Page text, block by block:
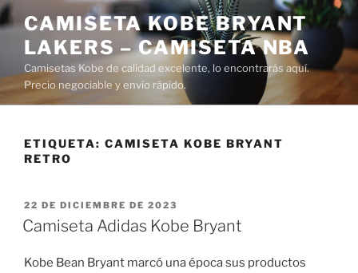
Saltar
al
contenido
CAMISETA KOBE BRYANT
LAKERS – CAMISETA NBA
Camisetas Kobe de calidad excelente, lo encontrarás aquí.
Precio negociable y envío rápido.
ETIQUETA: CAMISETA KOBE BRYANT
RETRO
PUBLICADO
EL
22 DE DICIEMBRE DE 2023
Camiseta Adidas Kobe Bryant
Kobe Bean Bryant marcó una época sus productos